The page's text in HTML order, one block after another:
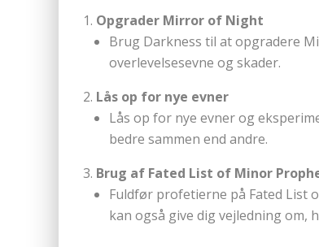
Opgrader Mirror of Night
Brug Darkness til at opgradere
overlevelsesevne og skader.
Lås op for nye evner
Lås op for nye evner og
bedre sammen end andre.
Brug af Fated List of Minor
Fuldfør profetierne på Fated List
kan også give dig vejledning om,